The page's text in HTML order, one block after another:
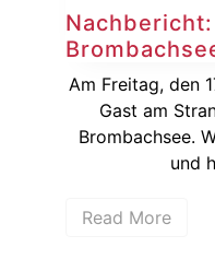
Am Freitag, den
Gast am
Brombachsee.
und
Read More